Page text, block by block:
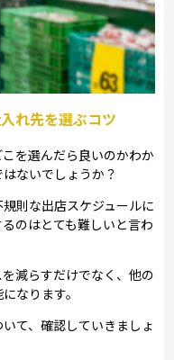
れ先を選ぶコツ
を選んだら良いのかわか
ないでしょうか？
則な出店スケジュールに
のはとても難しいと言わ
減らすだけでなく、他の
なります。
て、確認していきましょ